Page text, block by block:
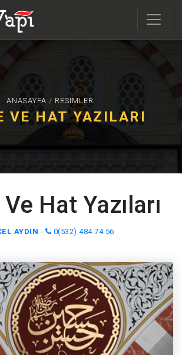
ANASAYFA / RESIMLER
VE HAT YAZILARI
Hat Yazıları
AYDIN - 0(532) 484 74 56